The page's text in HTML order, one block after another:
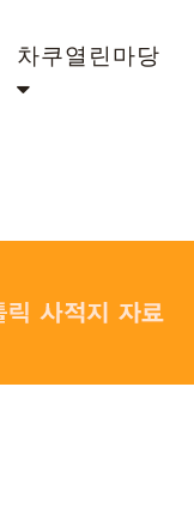
차쿠열린마당